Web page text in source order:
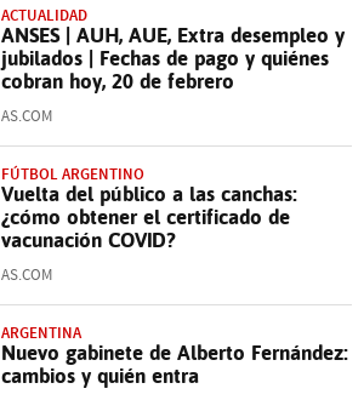
ACTUALIDAD
ANSES | AUH, AUE, Extra desempleo y
jubilados | Fechas de pago y quiénes
cobran hoy, 20 de febrero
AS.COM
FÚTBOL ARGENTINO
Vuelta del público a las canchas:
¿cómo obtener el certificado de
vacunación COVID?
AS.COM
ARGENTINA
Nuevo gabinete de Alberto Fernández:
cambios y quién entra